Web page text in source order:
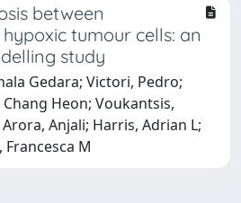
between
tumour cells: an
study
Gedara; Victori, Pedro;
Chang Heon; Voukantsis,
Anjali; Harris, Adrian L;
Francesca M